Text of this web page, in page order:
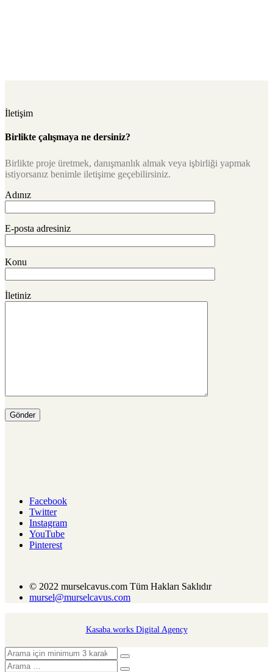
İletişim
Birlikte çalışmaya ne dersiniz?
Birlikte proje üretmek, danışmanlık almak veya işbirliği yapmak
istiyorsanız benimle iletişime geçebilirsiniz.
Adınız
E-posta adresiniz
Konu
İletiniz
Facebook
Twitter
Instagram
YouTube
Pinterest
© 2022 murselcavus.com Tüm Hakları Saklıdır
mursel@murselcavus.com
Kasaba.works Digital Agency